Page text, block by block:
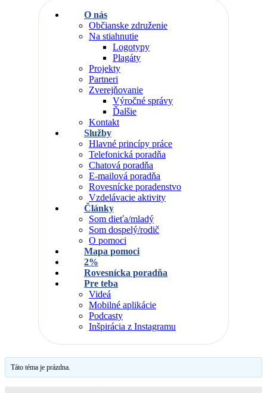
O nás
Občianske združenie
Na stiahnutie
Logotypy
Plagáty
Projekty
Partneri
Zverejňovanie
Výročné správy
Ďalšie
Kontakt
Služby
Hlavné princípy práce
Telefonická poradňa
Chatová poradňa
E-mailová poradňa
Rovesnícke poradenstvo
Vzdelávacie aktivity
Články
Som dieťa/mladý
Som dospelý/rodič
O pomoci
Mapa pomoci
2%
Rovesnícka poradňa
Pre teba
Videá
Mobilné aplikácie
Podcasty
Inšpirácia z Instagramu
Táto téma je prázdna.